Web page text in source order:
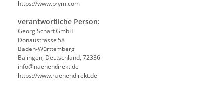
https://www.prym.com
verantwortliche Person:
Georg Scharf GmbH
Donaustrasse 58
Baden-Württemberg
Balingen, Deutschland, 72336
info@naehendirekt.de
https://www.naehendirekt.de